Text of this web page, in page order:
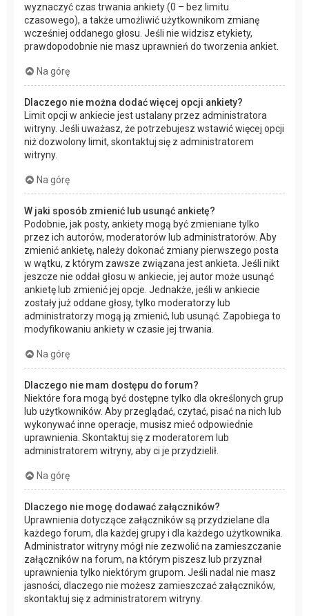
wyznaczyć czas trwania ankiety (0 – bez limitu
czasowego), a także umożliwić użytkownikom zmianę
wcześniej oddanego głosu. Jeśli nie widzisz etykiety,
prawdopodobnie nie masz uprawnień do tworzenia ankiet.
Na górę
Dlaczego nie można dodać więcej opcji ankiety?
Limit opcji w ankiecie jest ustalany przez administratora
witryny. Jeśli uważasz, że potrzebujesz wstawić więcej opcji
niż dozwolony limit, skontaktuj się z administratorem
witryny.
Na górę
W jaki sposób zmienić lub usunąć ankietę?
Podobnie, jak posty, ankiety mogą być zmieniane tylko
przez ich autorów, moderatorów lub administratorów. Aby
zmienić ankietę, należy dokonać zmiany pierwszego posta
w wątku, z którym zawsze związana jest ankieta. Jeśli nikt
jeszcze nie oddał głosu w ankiecie, jej autor może usunąć
ankietę lub zmienić jej opcje. Jednakże, jeśli w ankiecie
zostały już oddane głosy, tylko moderatorzy lub
administratorzy mogą ją zmienić, lub usunąć. Zapobiega to
modyfikowaniu ankiety w czasie jej trwania.
Na górę
Dlaczego nie mam dostępu do forum?
Niektóre fora mogą być dostępne tylko dla określonych grup
lub użytkowników. Aby przeglądać, czytać, pisać na nich lub
wykonywać inne operacje, musisz mieć odpowiednie
uprawnienia. Skontaktuj się z moderatorem lub
administratorem witryny, aby ci je przydzielił.
Na górę
Dlaczego nie mogę dodawać załączników?
Uprawnienia dotyczące załączników są przydzielane dla
każdego forum, dla każdej grupy i dla każdego użytkownika.
Administrator witryny mógł nie zezwolić na zamieszczanie
załączników na forum, na którym piszesz lub przyznał
uprawnienia tylko niektórym grupom. Jeśli nadal nie masz
jasności, dlaczego nie możesz zamieszczać załączników,
skontaktuj się z administratorem witryny.